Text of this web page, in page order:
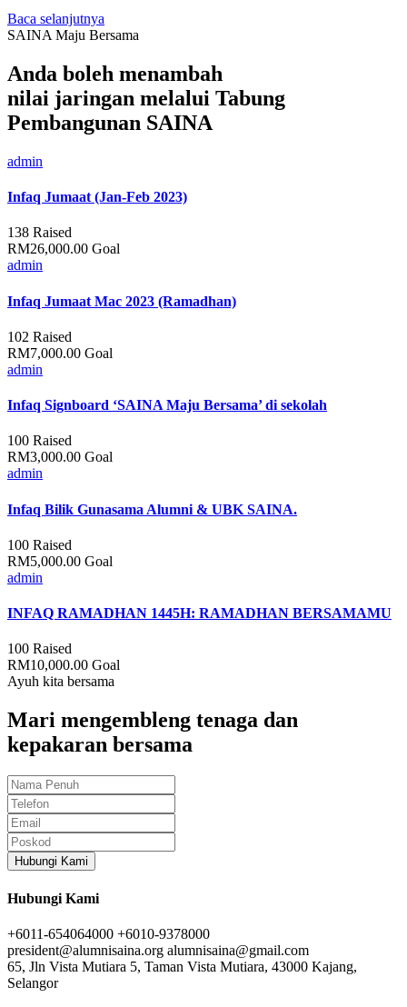
Baca selanjutnya
SAINA Maju Bersama
Anda boleh menambah
nilai jaringan melalui Tabung
Pembangunan SAINA
admin
Infaq Jumaat (Jan-Feb 2023)
138 Raised
RM26,000.00 Goal
admin
Infaq Jumaat Mac 2023 (Ramadhan)
102 Raised
RM7,000.00 Goal
admin
Infaq Signboard ‘SAINA Maju Bersama’ di sekolah
100 Raised
RM3,000.00 Goal
admin
Infaq Bilik Gunasama Alumni & UBK SAINA.
100 Raised
RM5,000.00 Goal
admin
INFAQ RAMADHAN 1445H: RAMADHAN BERSAMAMU
100 Raised
RM10,000.00 Goal
Ayuh kita bersama
Mari mengembleng tenaga dan
kepakaran bersama
Hubungi Kami
Hubungi Kami
+6011-654064000 +6010-9378000
president@alumnisaina.org alumnisaina@gmail.com
65, Jln Vista Mutiara 5, Taman Vista Mutiara, 43000 Kajang,
Selangor